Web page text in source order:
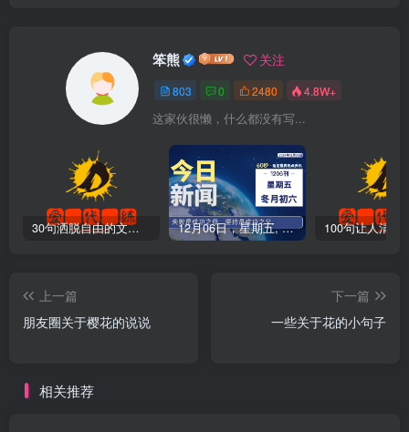
笨熊 关注
803 0 2480 4.8W+
这家伙很懒，什么都没有写...
30句洒脱自由的文案短句 12月06日，星期五, 爱代练—每天60秒读懂全世界！
上一篇
朋友圈关于樱花的说说
下一篇
一些关于花的小句子
相关推荐